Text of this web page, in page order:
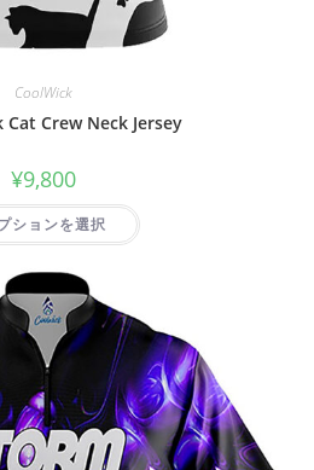
CoolWick
Crew Neck Jersey
¥9,800
ションを選択